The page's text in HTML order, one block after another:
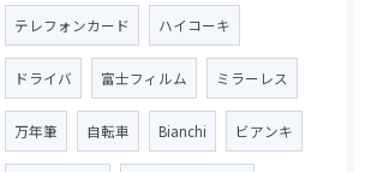
テレフォンカード ハイコーキ
ドライバ 富士フィルム ミラーレス
万年筆 自転車 Bianchi ビアンキ